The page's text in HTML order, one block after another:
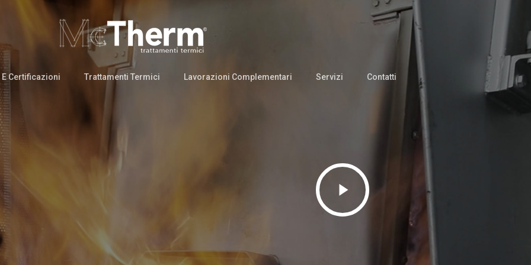
E Certificazioni Trattamenti Termici Lavorazioni Complementari Servizi Contatti
Play
Video